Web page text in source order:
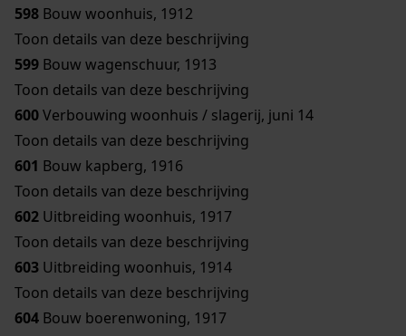
598 Bouw woonhuis, 1912
Toon details van deze beschrijving
599 Bouw wagenschuur, 1913
Toon details van deze beschrijving
600Verbouwing woonhuis / slagerij, juni 14
Toon details van deze beschrijving
601 Bouw kapberg, 1916
Toon details van deze beschrijving
602 Uitbreiding woonhuis, 1917
Toon details van deze beschrijving
603 Uitbreiding woonhuis, 1914
Toon details van deze beschrijving
604 Bouw boerenwoning, 1917